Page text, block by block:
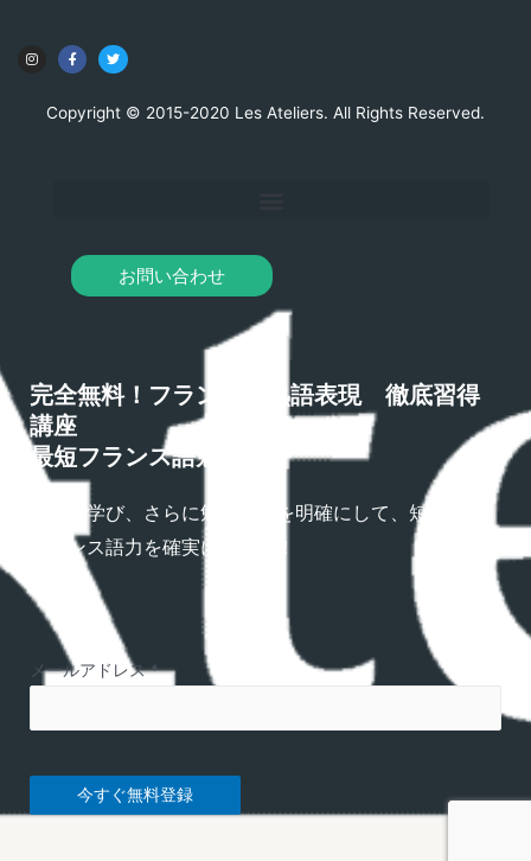
Copyright © 2015-2020 Les Ateliers. All Rights Reserved.
お問い合わせ
完全無料！フランス語熟語表現 徹底習得
講座
最短フランス語勉強法
熟語を学び、さらに勉強方法を明確にして、短期間で
フランス語力を確実にアップ！
メールアドレス*
今すぐ無料登録